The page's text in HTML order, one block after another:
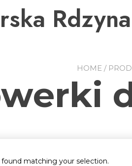
Rdzyna
HOME/
matching your selection.